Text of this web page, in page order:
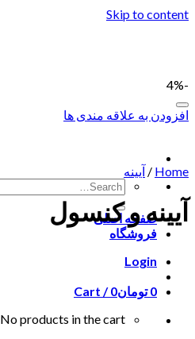
Skip to content
صفحه اصلی
فروشگاه
Login
Cart /
تومان0
0
No products in the cart.
-4%
افزودن به علاقه مندی ها
Home
/ آیینه
آیینه و کنسول